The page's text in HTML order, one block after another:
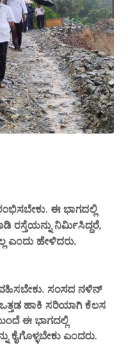
ಬೇಕು. ಈ ಭಾಗದಲ್ಲಿ
ರಸ್ತೆಯನ್ನು ನಿರ್ಮಿಸಿದ್ದರೆ,
ಎಂದು ಹೇಳಿದರು.
ವಹಿಸಬೇಕು. ಸಂಸದ ನಳಿನ್
ಹಾಕಿ ಸರಿಯಾಗಿ ಕೆಲಸ
ಈ ಭಾಗದಲ್ಲಿ
ಕೈಗೊಳ್ಳಬೇಕು ಎಂದರು.